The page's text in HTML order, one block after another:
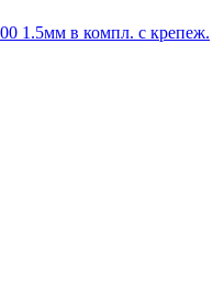
1.5мм в компл. с крепеж.